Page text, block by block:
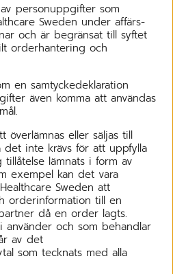
personuppgifter som
Sweden under affärs-
och är begränsat till syftet
orderhantering och
en samtyckedeklaration
även komma att användas
överlämnas eller säljas till
inte krävs för att uppfylla
lämnats i form av
exempel kan det vara
Sweden att
orderinformation till en
då en order lagts.
använder och som behandlar
av det
som tecknats med alla